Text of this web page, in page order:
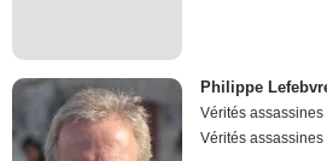
Philippe
Vérités assassines
Vérités assassines